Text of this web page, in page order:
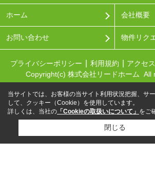
ホーム 会社概要
お問い合わせ 物件リク
プライバシーポリシー 利用規約 アクセ
Copyright(c) 株式会社リードホーム All
当サイトでは、お客様の当サイト利用状況把握、サ
して、クッキー（Cookie）を使用しています。
詳しくは、当社の 「Cookieの取扱いについて」 をご
閉じる